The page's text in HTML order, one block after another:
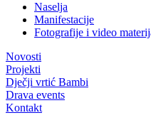
Naselja
Manifestacije
Fotografije i video
Novosti
Projekti
Dječji vrtić Bambi
Drava events
Kontakt